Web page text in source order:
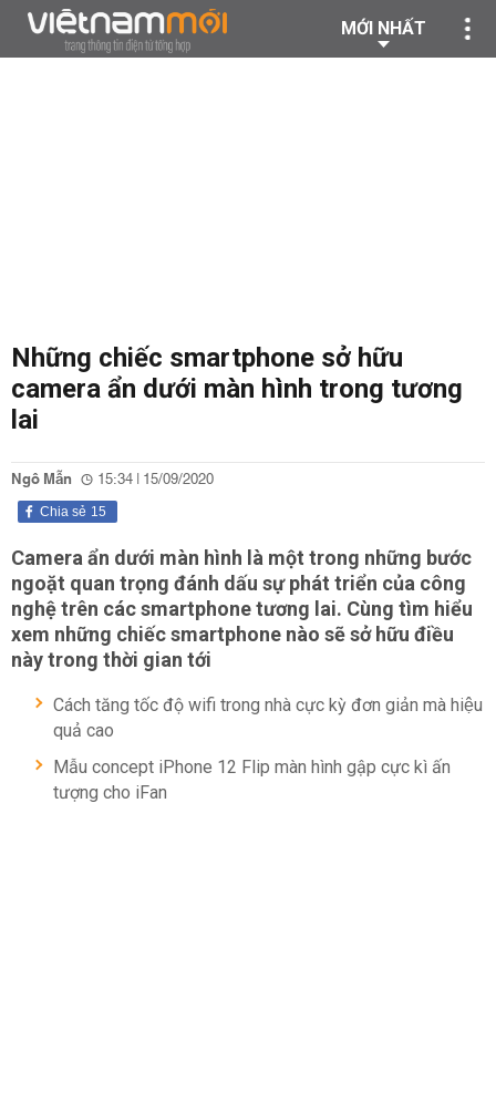
MỚI NHẤT
Những chiếc smartphone sở hữu
camera ẩn dưới màn hình trong tương
lai
Ngô Mẫn 15:34 | 15/09/2020
15
Chia sẻ
Camera ẩn dưới màn hình là một trong những bước
ngoặt quan trọng đánh dấu sự phát triển của công
nghệ trên các smartphone tương lai. Cùng tìm hiểu
xem những chiếc smartphone nào sẽ sở hữu điều
này trong thời gian tới
Cách tăng tốc độ wifi trong nhà cực kỳ đơn giản mà hiệu
quả cao
Mẫu concept iPhone 12 Flip màn hình gập cực kì ấn
tượng cho iFan